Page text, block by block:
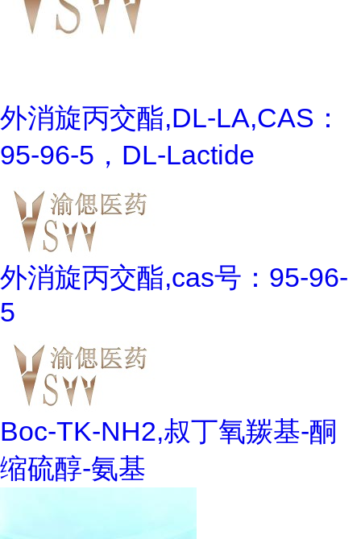
外消旋丙交酯,DL-LA,CAS：
95-96-5，DL-Lactide
外消旋丙交酯,cas号：95-96-
5
Boc-TK-NH2,叔丁氧羰基-酮
缩硫醇-氨基